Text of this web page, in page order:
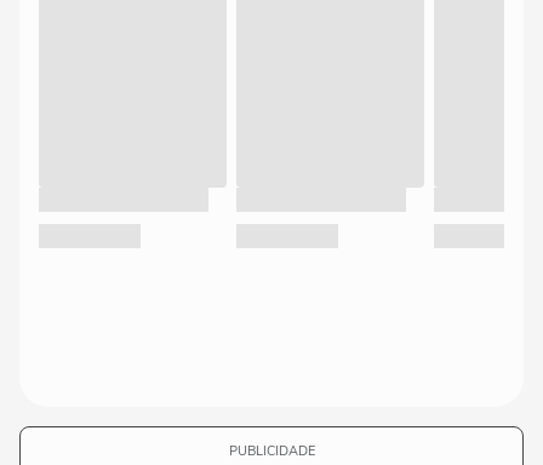
PUBLICIDADE